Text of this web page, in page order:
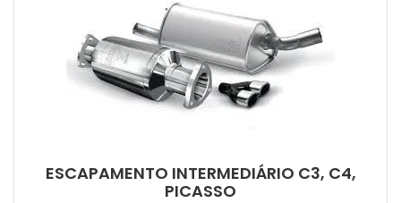
ESCAPAMENTO INTERMEDIÁRIO C3, C4,
PICASSO